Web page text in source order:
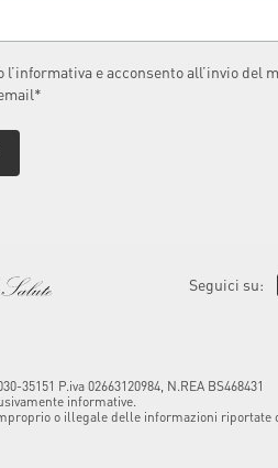
l’informativa e acconsento all’invio del
Seguici su:
P.iva 02663120984, N.REA BS468431
informative.
o illegale delle informazioni riportate